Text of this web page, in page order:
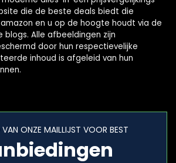
die de beste deals biedt die
en u op de hoogte houdt via de
Alle afbeeldingen zijn
door hun respectievelijke
inhoud is afgeleid van hun
ONZE MAILLIJST VOOR BEST